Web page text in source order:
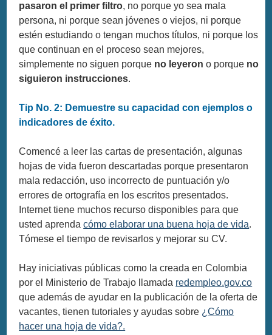
pasaron el primer filtro, no porque yo sea mala
persona, ni porque sean jóvenes o viejos, ni porque
estén estudiando o tengan muchos títulos, ni porque los
que continuan en el proceso sean mejores,
simplemente no siguen porque no leyeron o porque no
siguieron instrucciones.
Tip No. 2: Demuestre su capacidad con ejemplos o
indicadores de éxito.
Comencé a leer las cartas de presentación, algunas
hojas de vida fueron descartadas porque presentaron
mala redacción, uso incorrecto de puntuación y/o
errores de ortografía en los escritos presentados.
Internet tiene muchos recurso disponibles para que
usted aprendacómo elaborar una buena hoja de vida.
Tómese el tiempo de revisarlos y mejorar su CV.
Hay iniciativas públicas como la creada en Colombia
por el Ministerio de Trabajo llamada redempleo.gov.co
que además de ayudar en la publicación de la oferta de
vacantes, tienen tutoriales y ayudas sobre ¿Cómo
hacer una hoja de vida?.